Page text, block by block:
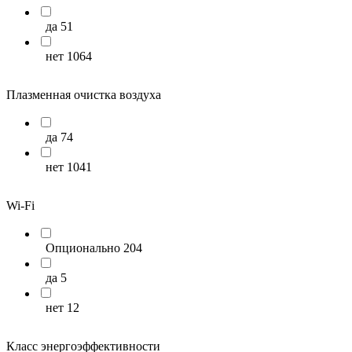
35 20
36 12
38
39 18
40 10
42
43
44
да 51
нет 1064
Плазменная очистка воздуха
да 74
нет 1041
Wi-Fi
Опционально 204
да 5
нет 12
Класс энергоэффективности